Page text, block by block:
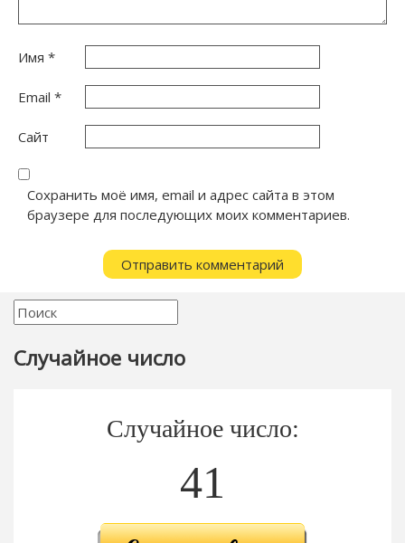
Имя *
Email *
Сайт
Сохранить моё имя, email и адрес сайта в этом
браузере для последующих моих комментариев.
Случайное число
Случайное число:
41